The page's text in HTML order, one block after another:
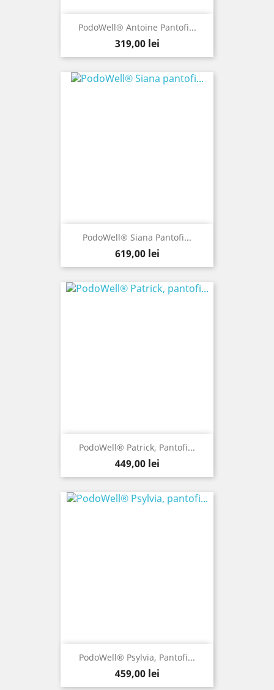
PodoWell® Antoine Pantofi...
Pret
319,00 lei
PodoWell® Siana Pantofi...
Pret
619,00 lei
PodoWell® Patrick, Pantofi...
Pret
449,00 lei
PodoWell® Psylvia, Pantofi...
Pret
459,00 lei